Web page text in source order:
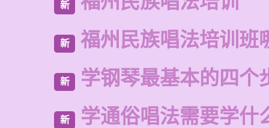
新
新 福州民族唱法培训班
新 学钢琴最基本的四个
新 学通俗唱法需要学什